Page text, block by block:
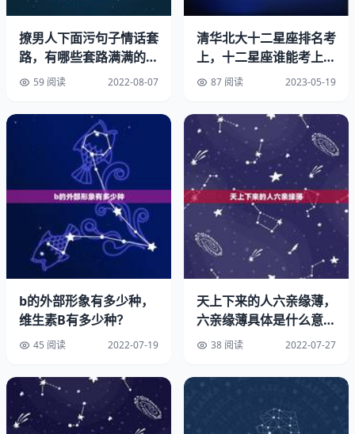
艺术签/常用签/连笔签反书签花体签/明星签/一笔签（←）
签/商务签叶签名仿徐静蕾签名仿签名
林晴晴免费艺术签名设计一笔签。
我设计的多种签名
潇洒大气签（繁）篆体签名（繁）庞中华硬笔签名英文签免
费设置自己的连笔签名。
艺术签/常用签/连笔签反书签花体签/明星签/一笔签（←）
签/商务签叶签名仿徐静蕾签名仿签名超简单签名设计一笔
签。
连笔签/一笔签可单独放大设计艺术签名在线生成一笔签名
设计。
撩男人下面污句子情话套
路，有哪些套路满满的情
话可以撩男友？
59 阅读 2022-08-07
清华北大十二星座排名考
上，十二星座谁能考上清
华北大
87 阅读 2023-05-19
b的外部形象有多少种，
维生素B有多少种？
45 阅读 2022-07-19
天上下来的人六亲缘薄，
六亲缘薄具体是什么意思
呀 38 阅读 2022-07-27